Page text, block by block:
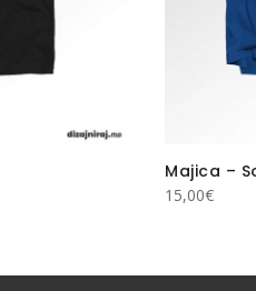
Majica –
15,00€